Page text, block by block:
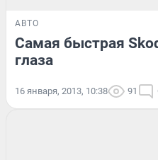
АВТО
Самая быстрая
глаза
16 января, 2013, 10:38 91